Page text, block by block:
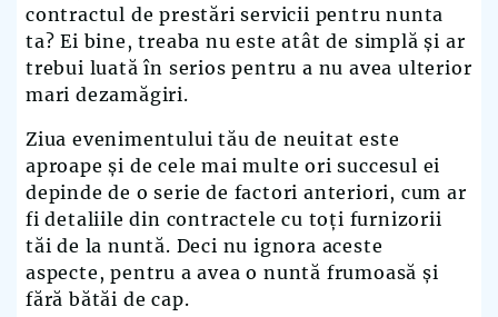
contractul de prestări servicii pentru nunta
ta? Ei bine, treaba nu este atât de simplă și ar
trebui luată în serios pentru a nu avea ulterior
mari dezamăgiri.
Ziua evenimentului tău de neuitat este
aproape și de cele mai multe ori succesul ei
depinde de o serie de factori anteriori, cum ar
fi detaliile din contractele cu toți furnizorii
tăi de la nuntă. Deci nu ignora aceste
aspecte, pentru a avea o nuntă frumoasă și
fără bătăi de cap.